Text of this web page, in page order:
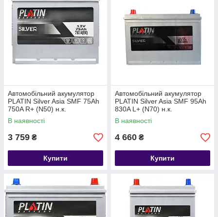
Автомобільний акумулятор
PLATIN Silver Asia SMF 75Ah
750A R+ (N50) н.к.
В наявності
3 759 ₴
Купити
Автомобільний акумулятор
PLATIN Silver Asia SMF 95Ah
830A L+ (N70) н.к.
В наявності
4 660 ₴
Купити